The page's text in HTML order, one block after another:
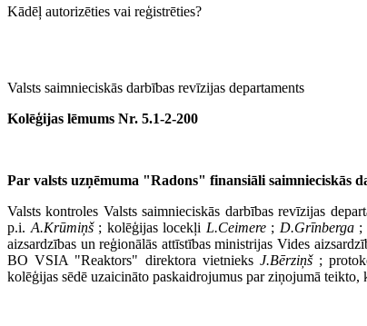
Kādēļ autorizēties vai reģistrēties?
Valsts saimnieciskās darbības revīzijas departaments
Kolēģijas lēmums Nr. 5.1-2-200
Par valsts uzņēmuma "Radons" finansiāli saimnieciskās
Valsts kontroles Valsts saimnieciskās darbības revīzijas
p.i. A.Krūmiņš; kolēģijas locekļi L.Ceimere; D.Grīnberga;
aizsardzības un reģionālās attīstības ministrijas Vides
BO VSIA "Reaktors" direktora vietnieks J.Bērziņš;
kolēģijas sēdē uzaicināto paskaidrojumus par ziņojumā teikto,